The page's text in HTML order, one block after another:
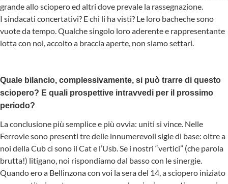
grande allo sciopero ed altri dove prevale la rassegnazione.
I sindacati concertativi? E chi li ha visti? Le loro bacheche sono
vuote da tempo. Qualche singolo loro aderente e rappresentante
lotta con noi, accolto a braccia aperte, non siamo settari.
Quale bilancio, complessivamente, si può trarre di questo
sciopero? E quali prospettive intravvedi per il prossimo
periodo?
La conclusione più semplice e più ovvia: uniti si vince. Nelle
Ferrovie sono presenti tre delle innumerevoli sigle di base: oltre a
noi della Cub ci sono il Cat e l’Usb. Se i nostri “vertici” (che parola
brutta!) litigano, noi rispondiamo dal basso con le sinergie.
Quando ero a Bellinzona con voi la sera del 14, a sciopero iniziato